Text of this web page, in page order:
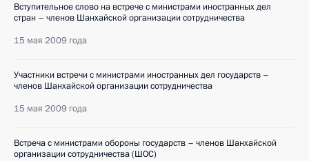
Вступительное слово на встрече с министрами иностранных дел
стран – членов Шанхайской организации сотрудничества
15 мая 2009 года
Участники встречи с министрами иностранных дел государств –
членов Шанхайской организации сотрудничества
15 мая 2009 года
Встреча с министрами обороны государств – членов Шанхайской
организации сотрудничества (ШОС)